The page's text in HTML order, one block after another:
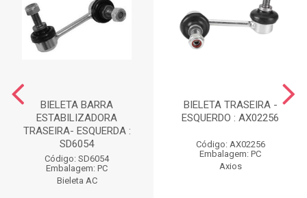
BIELETA BARRA
ESTABILIZADORA
TRASEIRA- ESQUERDA :
SD6054
Código: SD6054
Embalagem: PC
Bieleta AC
BIELETA TRASEIRA -
ESQUERDO : AX02256
Código: AX02256
Embalagem: PC
Axios